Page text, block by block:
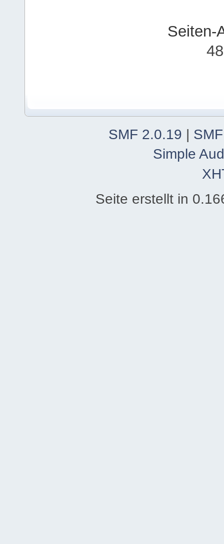
Seiten-
SMF 2.0.19 |
Simple
Seite erstellt in